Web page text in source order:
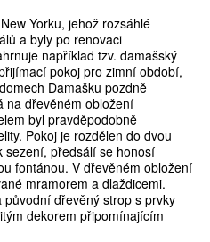
Yorku, jehož rozsáhlé
a byly po renovaci
například tzv. damašský
pokoj pro zimní období,
Damašku pozdně
na dřevěném obložení
byl pravděpodobně
Pokoj je rozdělen do dvou
sezení, předsálí se honosí
fontánou. V dřevěném obložení
mramorem a dlaždicemi.
dřevěný strop s prvky
dekorem připomínajícím